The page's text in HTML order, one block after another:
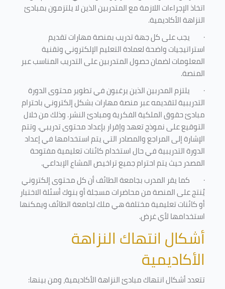
اتخاذ الإجراءات اللازمة مع المتدربين الذين لا يلتزمون بمبادئ
النزاهة الأكاديمية.
· يجب على كل جهة تدريب بمنصة مهارات تقديم
استراتيجيات واضحة لعمادة التعليم الإلكتروني وتقنية
المعلومات لضمان حصول المتدربين على التدريب المناسب عبر
المنصة.
· يلتزم المدربين الذين يرغبون في تطوير محتوى الدورة
التدريبية لتقديمه عبر منصة مهارات بشكل إلكتروني باحترام
مبادئ حقوق الملكية الفكرية ومبادئ النشر. وذلك من خلال
التوقيع على نموذج تعهد وإقرار بإعداد محتوى تدريبي. وتتم
الإشارة إلى المراجع والمصادر التي يتم استخدامها في إعداد
الدورة التدريبية في حال استخدام كائنات تعليمية مفتوحة
المصدر حيث يتم احترام جميع تراخيص المشاع الإبداعي.
· كما يقر المدرب بجامعة الطائف أن كل محتوى إلكتروني
يُنتج على المنصة من محاضرات مسجلة أو بنوك أسئلة الاختبار
أو كائنات تعليمية مختلفة هي ملك لجامعة الطائف ويمكنها
استخدامها لأي غرض.
أشكال انتهاك النزاهة
الأكاديمية
تتعدد أشكال انتهاك مبادئ النزاهة الأكاديمية، ومن بينها: